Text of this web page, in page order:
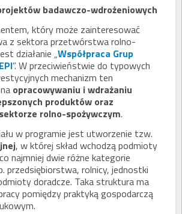
badawczo-wdrożeniowych
który może zainteresować
z sektora przetwórstwa rolno-
działanie „Współpraca Grup
”. W przeciwieństwie do typowych
mechanizm ten
opracowywaniu i wdrażaniu
produktów oraz
rolno-spożywczym.
w programie jest utworzenie tzw.
, w której skład wchodzą podmioty
najmniej dwie różne kategorie
przedsiębiorstwa, rolnicy, jednostki
doradcze. Taka struktura ma
pomiędzy praktyką gospodarczą